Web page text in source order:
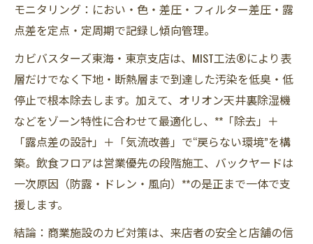
モニタリング：におい・色・差圧・フィルター差圧・露
点差を定点・定周期で記録し傾向管理。
カビバスターズ東海・東京支店は、MIST工法®により表
層だけでなく下地・断熱層まで到達した汚染を低臭・低
停止で根本除去します。加えて、オリオン天井裏除湿機
などをゾーン特性に合わせて最適化し、**「除去」＋
「露点差の設計」＋「気流改善」で“戻らない環境”を構
築。飲食フロアは営業優先の段階施工、バックヤードは
一次原因（防露・ドレン・風向）**の是正まで一体で支
援します。
結論：商業施設のカビ対策は、来店者の安全と店舗の信